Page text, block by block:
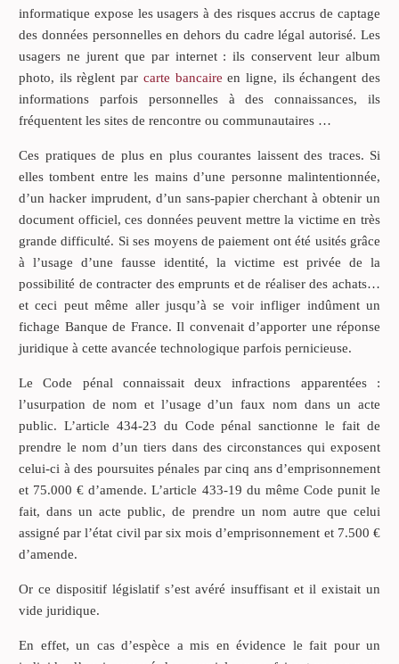
informatique expose les usagers à des risques accrus de captage
des données personnelles en dehors du cadre légal autorisé. Les
usagers ne jurent que par internet : ils conservent leur album
photo, ils règlent par carte bancaire en ligne, ils échangent des
informations parfois personnelles à des connaissances, ils
fréquentent les sites de rencontre ou communautaires …
Ces pratiques de plus en plus courantes laissent des traces. Si
elles tombent entre les mains d’une personne malintentionnée,
d’un hacker imprudent, d’un sans-papier cherchant à obtenir un
document officiel, ces données peuvent mettre la victime en très
grande difficulté. Si ses moyens de paiement ont été usités grâce
à l’usage d’une fausse identité, la victime est privée de la
possibilité de contracter des emprunts et de réaliser des achats…
et ceci peut même aller jusqu’à se voir infliger indûment un
fichage Banque de France. Il convenait d’apporter une réponse
juridique à cette avancée technologique parfois pernicieuse.
Le Code pénal connaissait deux infractions apparentées :
l’usurpation de nom et l’usage d’un faux nom dans un acte
public. L’article 434-23 du Code pénal sanctionne le fait de
prendre le nom d’un tiers dans des circonstances qui exposent
celui-ci à des poursuites pénales par cinq ans d’emprisonnement
et 75.000 € d’amende. L’article 433-19 du même Code punit le
fait, dans un acte public, de prendre un nom autre que celui
assigné par l’état civil par six mois d’emprisonnement et 7.500 €
d’amende.
Or ce dispositif législatif s’est avéré insuffisant et il existait un
vide juridique.
En effet, un cas d’espèce a mis en évidence le fait pour un